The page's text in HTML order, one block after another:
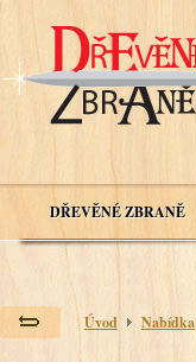
DŘEVĚNÉ ZBRANĚ
Úvod Nabídka